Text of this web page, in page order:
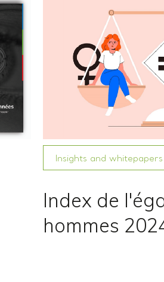
Insights and whitepapers
Index de
hommes